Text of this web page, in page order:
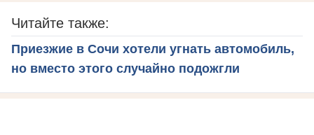
Читайте также:
Приезжие в Сочи хотели угнать автомобиль,
но вместо этого случайно подожгли